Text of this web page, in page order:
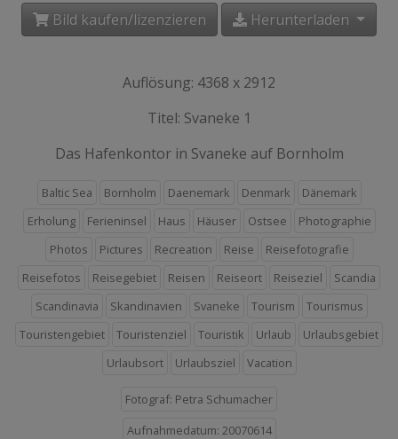
Bild kaufen/lizenzieren Herunterladen
Auflösung: 4368 x 2912
Titel: Svaneke 1
Das Hafenkontor in Svaneke auf Bornholm
Baltic Sea Bornholm Daenemark Denmark
Dänemark
Erholung
Ferieninsel Haus Häuser Ostsee
Photographie
Photos
Pictures Recreation Reise
Reisefotografie
Reisefotos
Reisegebiet Reisen Reiseort Reiseziel
Scandia
Scandinavia
Skandinavien Svaneke Tourism
Tourismus
Touristengebiet
Touristenziel Touristik Urlaub
Urlaubsgebiet
Urlaubsort
Urlaubsziel Vacation
Fotograf: Petra Schumacher
Aufnahmedatum: 20070614